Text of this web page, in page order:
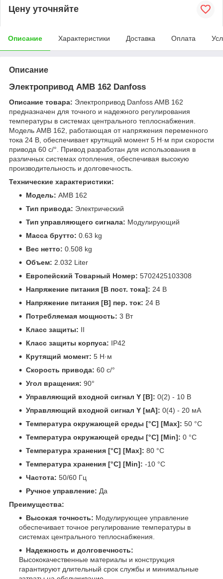
Цену уточняйте
Описание Характеристики Доставка Оплата
Описание
Электропривод AMB 162 Danfoss
Описание товара: Электропривод Danfoss AMB 162
предназначен для точного и надежного регулирования
температуры в системах центрального теплоснабжения.
Модель AMB 162, работающая от напряжения переменного
тока 24 В, обеспечивает крутящий момент 5 Н·м при скорости
привода 60 с/°. Привод разработан для использования в
различных системах отопления, обеспечивая высокую
производительность и долговечность.
Технические характеристики:
Модель: AMB 162
Тип привода: Электрический
Тип управляющего сигнала: Модулирующий
Масса брутто: 0.63 kg
Вес нетто: 0.508 kg
Объем: 2.032 Liter
Европейский Товарный Номер: 5702425103308
Напряжение питания [В пост. тока]: 24 В
Напряжение питания [В] пер. ток: 24 В
Потребляемая мощность: 3 Вт
Класс защиты: II
Класс защиты корпуса: IP42
Крутящий момент: 5 Н·м
Скорость привода: 60 с/°
Угол вращения: 90°
Управляющий входной сигнал Y [В]: 0(2) - 10 В
Управляющий входной сигнал Y [мА]: 0(4) - 20 мА
Температура окружающей среды [°C] [Max]: 50 °C
Температура окружающей среды [°C] [Min]: 0 °C
Температура хранения [°C] [Max]: 80 °C
Температура хранения [°C] [Min]: -10 °C
Частота: 50/60 Гц
Ручное управление: Да
Преимущества:
Высокая точность: Модулирующее управление
обеспечивает точное регулирование температуры в
системах центрального теплоснабжения.
Надежность и долговечность:
Высококачественные материалы и конструкция
гарантируют длительный срок службы и минимальные